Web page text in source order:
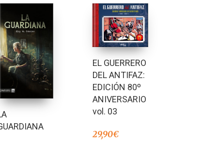
EL GUERRERO
DEL ANTIFAZ:
EDICIÓN 80º
ANIVERSARIO
vol. 03
29,90€